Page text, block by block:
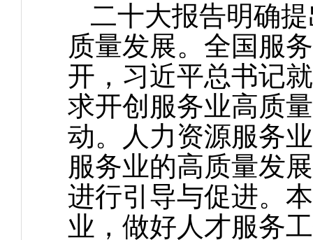
二十大报告明确
质量发展。全国服
开，习近平总书记
求开创服务业高质
动。人力资源服务
服务业的高质量发
进行引导与促进。
业，做好人才服务